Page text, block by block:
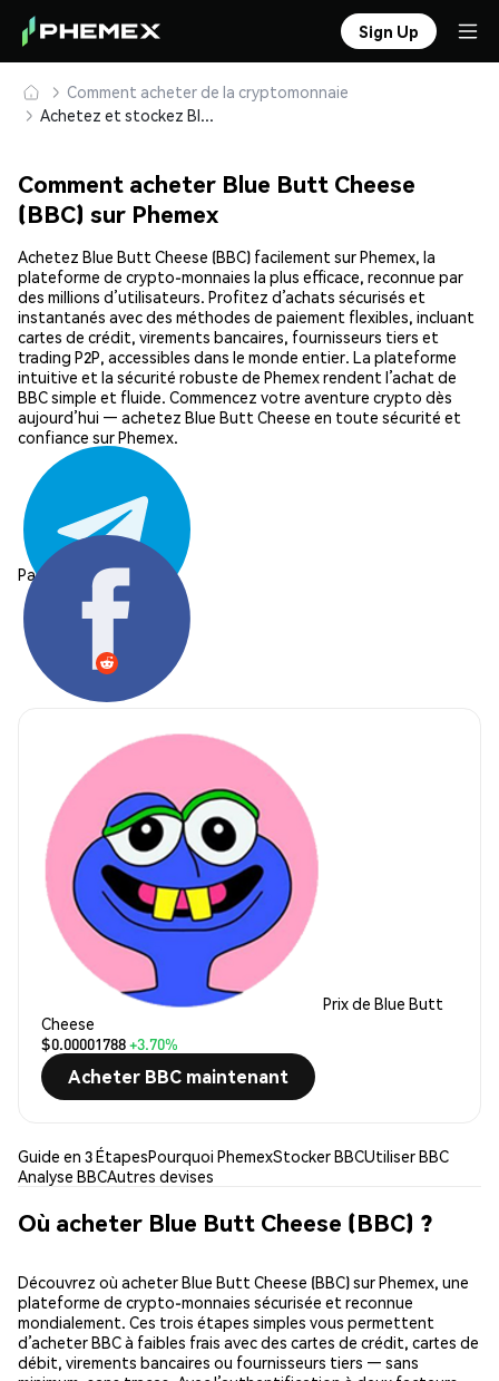
Sign Up
Comment acheter de la cryptomonnaie
Achetez et stockez Blue Butt Cheese (BBC) en toute sécurité
Comment acheter Blue Butt Cheese
(BBC) sur Phemex
Achetez Blue Butt Cheese (BBC) facilement sur Phemex, la
plateforme de crypto-monnaies la plus efficace, reconnue par
des millions d’utilisateurs. Profitez d’achats sécurisés et
instantanés avec des méthodes de paiement flexibles, incluant
cartes de crédit, virements bancaires, fournisseurs tiers et
trading P2P, accessibles dans le monde entier. La plateforme
intuitive et la sécurité robuste de Phemex rendent l’achat de
BBC simple et fluide. Commencez votre aventure crypto dès
aujourd’hui — achetez Blue Butt Cheese en toute sécurité et
confiance sur Phemex.
Partager:
Prix de Blue Butt
Cheese
$0.00001788+3.70%
Acheter BBC maintenant
Guide en 3 ÉtapesPourquoi PhemexStocker BBCUtiliser BBC
Analyse BBCAutres devises
Où acheter Blue Butt Cheese (BBC) ?
Découvrez où acheter Blue Butt Cheese (BBC) sur Phemex, une
plateforme de crypto-monnaies sécurisée et reconnue
mondialement. Ces trois étapes simples vous permettent
d’acheter BBC à faibles frais avec des cartes de crédit, cartes de
débit, virements bancaires ou fournisseurs tiers — sans